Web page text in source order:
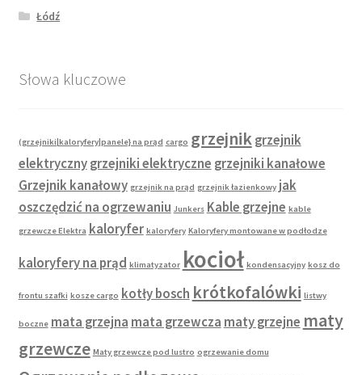
Łódź
Słowa kluczowe
(grzejniki|kaloryfery|panele} na prąd cargo grzejnik grzejnik
elektryczny grzejniki elektryczne grzejniki kanałowe
Grzejnik kanałowy grzejnik na prąd grzejnik łazienkowy jak
oszczędzić na ogrzewaniu Junkers Kable grzejne kable
grzewcze Elektra kaloryfer kaloryfery Kaloryfery montowane w podłodze
kaloryfery na prąd klimatyzator kocioł kondensacyjny kosz do
frontu szafki kosze cargo kotły bosch krótkofalówki listwy
boczne mata grzejna mata grzewcza maty grzejne maty
grzewcze Maty grzewcze pod lustro ogrzewanie domu